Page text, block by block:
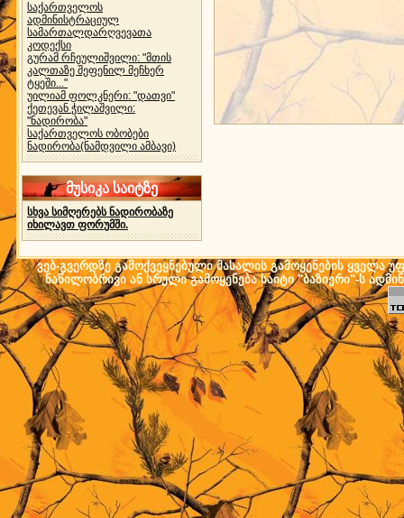
საქართველოს
ადმინისტრაციულ
სამართალდარღვევათა
კოდექსი
გურამ რჩეულიშვილი: "მთის
კალთაზე შეფენილ მეჩხერ
ტყეში..."
უილიამ ფოლკნერი: "დათვი"
ქეთევან ჭილაშვილი:
"ნადირობა"
საქართველოს ობობები
ნადირობა(ნამდვილი ამბავი)
მუსიკა საიტზე
სხვა სიმღერებს ნადირობაზე
იხილავთ ფორუმში.
ვებ-გვერდზე გამოქვეყნებული მასალის გამოყენების ყველა
ნაწილობრივი ან სრული გამოყენება საიტი "ბაზიერი"-ს